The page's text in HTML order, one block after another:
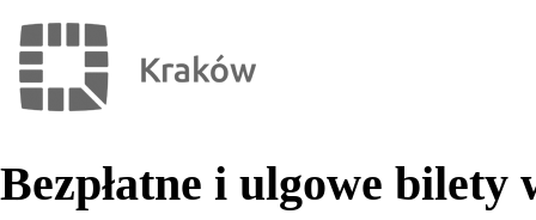
Bezpłatne i ulgowe